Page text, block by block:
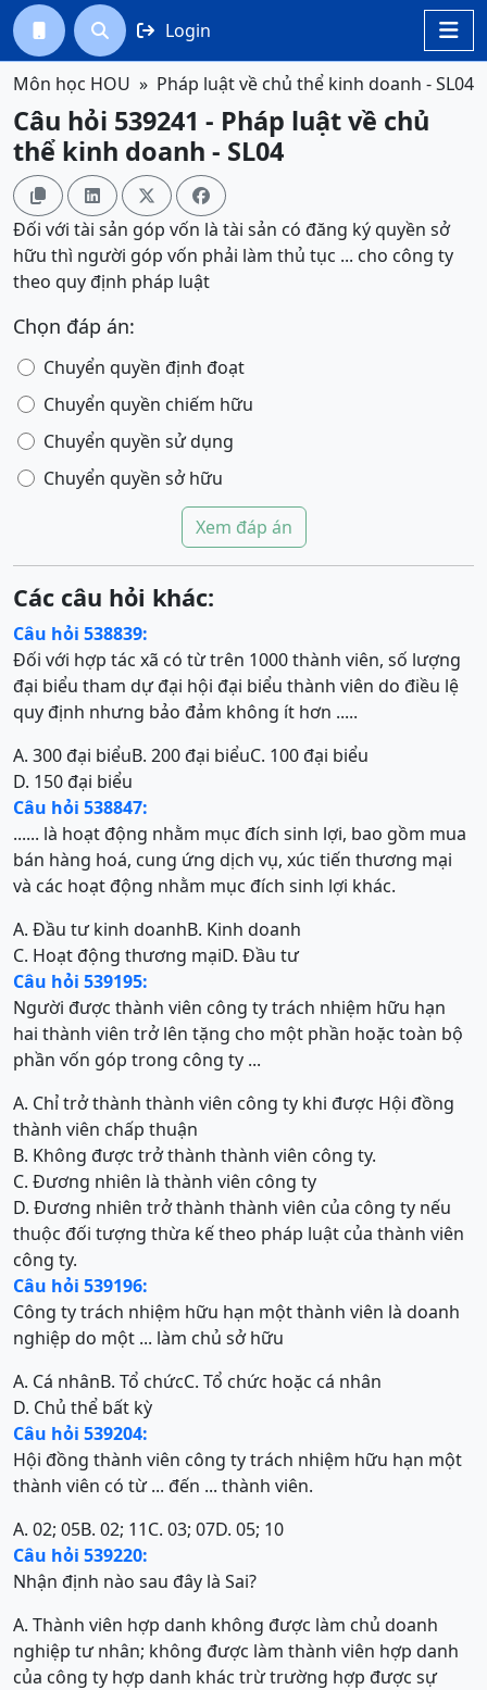

  Login
Môn học HOU Pháp luật về chủ thể kinh doanh - SL04
Câu hỏi 539241 - Pháp luật về chủ
thể kinh doanh - SL04
   
Đối với tài sản góp vốn là tài sản có đăng ký quyền sở
hữu thì người góp vốn phải làm thủ tục ... cho công ty
theo quy định pháp luật
Chọn đáp án:
Chuyển quyền định đoạt
Chuyển quyền chiếm hữu
Chuyển quyền sử dụng
Chuyển quyền sở hữu
Xem đáp án
Các câu hỏi khác:
Câu hỏi 538839:
Đối với hợp tác xã có từ trên 1000 thành viên, số lượng
đại biểu tham dự đại hội đại biểu thành viên do điều lệ
quy định nhưng bảo đảm không ít hơn .....
A. 300 đại biểuB. 200 đại biểuC. 100 đại biểu
D. 150 đại biểu
Câu hỏi 538847:
...... là hoạt động nhằm mục đích sinh lợi, bao gồm mua
bán hàng hoá, cung ứng dịch vụ, xúc tiến thương mại
và các hoạt động nhằm mục đích sinh lợi khác.
A. Đầu tư kinh doanhB. Kinh doanh
C. Hoạt động thương mạiD. Đầu tư
Câu hỏi 539195:
Người được thành viên công ty trách nhiệm hữu hạn
hai thành viên trở lên tặng cho một phần hoặc toàn bộ
phần vốn góp trong công ty ...
A. Chỉ trở thành thành viên công ty khi được Hội đồng
thành viên chấp thuận
B. Không được trở thành thành viên công ty.
C. Đương nhiên là thành viên công ty
D. Đương nhiên trở thành thành viên của công ty nếu
thuộc đối tượng thừa kế theo pháp luật của thành viên
công ty.
Câu hỏi 539196:
Công ty trách nhiệm hữu hạn một thành viên là doanh
nghiệp do một ... làm chủ sở hữu
A. Cá nhânB. Tổ chứcC. Tổ chức hoặc cá nhân
D. Chủ thể bất kỳ
Câu hỏi 539204:
Hội đồng thành viên công ty trách nhiệm hữu hạn một
thành viên có từ ... đến ... thành viên.
A. 02; 05B. 02; 11C. 03; 07D. 05; 10
Câu hỏi 539220:
Nhận định nào sau đây là Sai?
A. Thành viên hợp danh không được làm chủ doanh
nghiệp tư nhân; không được làm thành viên hợp danh
của công ty hợp danh khác trừ trường hợp được sự